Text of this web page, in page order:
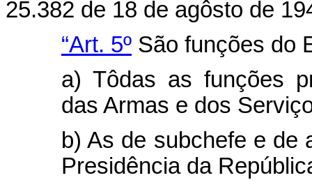
25.382 de 18 de agôsto de
“Art. 5º São funções do
a) Tôdas as funções
das Armas e dos
b) As de subchefe e de
Presidência da